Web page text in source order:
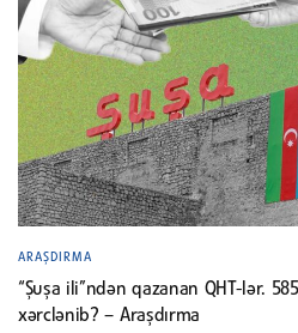
ARAŞDIRMA
“Şuşa ili”ndən qazanan QHT-lər.
xərclənib? – Araşdırma